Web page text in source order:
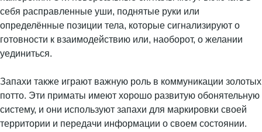
себя расправленные уши, поднятые руки или
определённые позиции тела, которые сигнализируют о
готовности к взаимодействию или, наоборот, о желании
уединиться.
Запахи также играют важную роль в коммуникации золотых
потто. Эти приматы имеют хорошо развитую обонятельную
систему, и они используют запахи для маркировки своей
территории и передачи информации о своем состоянии.